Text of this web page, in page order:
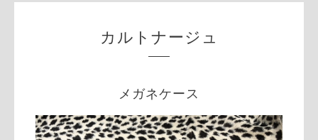
カルトナージュ
メガネケース